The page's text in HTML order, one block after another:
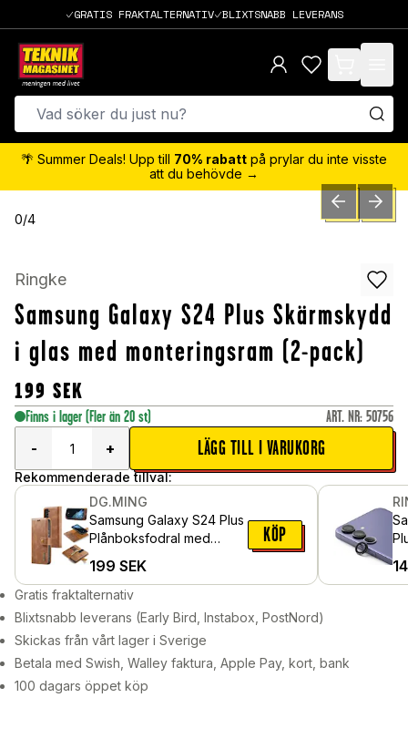
GRATIS FRAKTALTERNATIV BLIXTSNABB LEVERANS
items in cart,
🌴 Summer Deals! Upp till 70% rabatt på prylar du inte visste
att du behövde →
0/4 PREVIOUSNEXT
Ringke
Samsung Galaxy S24 Plus Skärmskydd
i glas med monteringsram (2-pack)
199 SEK
Finns i lager (Fler än 20 st) ART. NR: 50756
-
+ LÄGG TILL I VARUKORG
Rekommenderade tillval:
DG.MING
Samsung Galaxy S24 Plus
Plånboksfodral med
199 SEK
KÖP
Gratis fraktalternativ
Blixtsnabb leverans (Early Bird, Instabox, PostNord)
Skickas från vårt lager i Sverige
Betala med Swish, Walley faktura, Apple Pay, kort, bank
100 dagars öppet köp